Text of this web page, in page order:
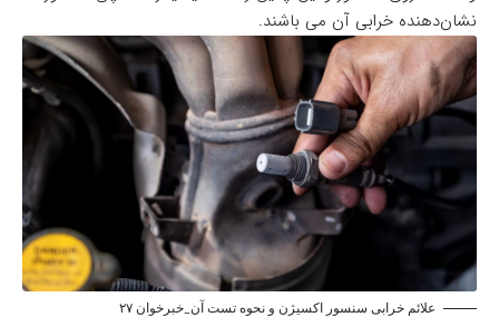
نشان‌دهنده خرابی آن می باشند.
علائم خرابی سنسور اکسیژن و نحوه تست آن_خبرخوان ۲۷